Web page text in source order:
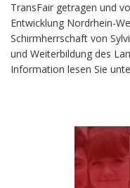
TransFair getragen und
Entwicklung Nordrhein-
Schirmherrschaft von
und Weiterbildung des
Information lesen Sie